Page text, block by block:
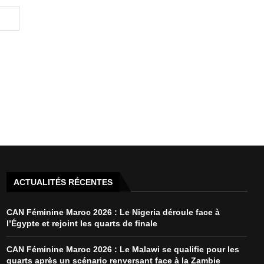
ACTUALITÉS RÉCENTES
CAN Féminine Maroc 2026 : Le Nigeria déroule face à
l’Égypte et rejoint les quarts de finale
CAN Féminine Maroc 2026 : Le Malawi se qualifie pour les
quarts après un scénario renversant face à la Zambie